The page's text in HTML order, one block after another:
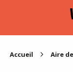
Accueil Aire